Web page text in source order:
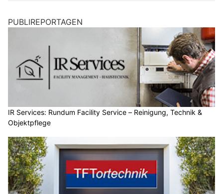
PUBLIREPORTAGEN
IR Services: Rundum Facility Service – Reinigung, Technik &
Objektpflege